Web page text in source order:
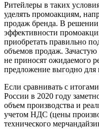
Ритейлеры в таких
уделять промоакциям,
продаж бренда. В
эффективности
приобретать правильно
объемов продаж.
не приносят ожидаемого
предложение выгодно для
Если сравнивать с
России в 2020 году
объем производства и
учетом НДС (цены
технического